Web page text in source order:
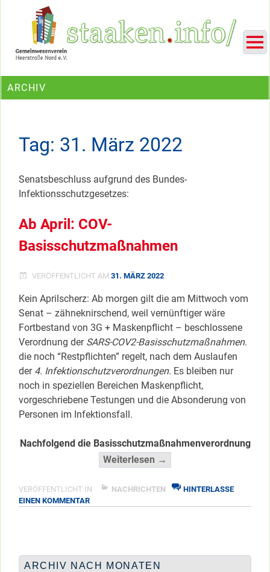
Ein Projekt des Gemeinwesenvereins Heerstraße Nord
ARCHIV
Tag: 31. März 2022
Senatsbeschluss aufgrund des Bundes-
Infektionsschutzgesetzes:
Ab April: COV-
Basisschutzmaßnahmen
VERÖFFENTLICHT AM 31. MÄRZ 2022
Kein Aprilscherz: Ab morgen gilt die am Mittwoch vom
Senat – zähneknirschend, weil vernünftiger wäre
Fortbestand von 3G + Maskenpflicht – beschlossene
Verordnung der SARS-COV2-Basisschutzmaßnahmen.
die noch “Restpflichten” regelt, nach dem Auslaufen
der 4. Infektionschutzverordnungen. Es bleiben nur
noch in speziellen Bereichen Maskenpflicht,
vorgeschriebene Testungen und die Absonderung von
Personen im Infektionsfall.
Nachfolgend die Basisschutzmaßnahmenverordnung
Weiterlesen →
COV-
VERÖFFENTLICHT IN NACHRICHTEN
HINTERLASSE
EINEN KOMMENTARZU
ARCHIV NACH MONATEN